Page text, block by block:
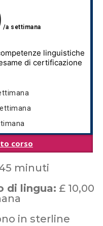
/a settimana
linguistiche
di certificazione
corso
minuti
di lingua: £ 10,00
in sterline